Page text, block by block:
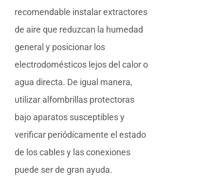
recomendable instalar extractores
de aire que reduzcan la humedad
general y posicionar los
electrodomésticos lejos del calor o
agua directa. De igual manera,
utilizar alfombrillas protectoras
bajo aparatos susceptibles y
verificar periódicamente el estado
de los cables y las conexiones
puede ser de gran ayuda.